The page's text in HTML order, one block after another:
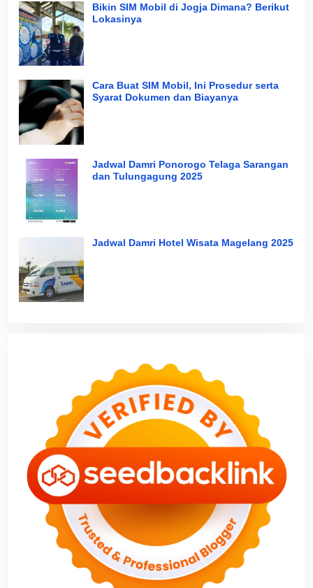
Bikin SIM Mobil di Jogja Dimana? Berikut
Lokasinya
Cara Buat SIM Mobil, Ini Prosedur serta
Syarat Dokumen dan Biayanya
Jadwal Damri Ponorogo Telaga Sarangan
dan Tulungagung 2025
Jadwal Damri Hotel Wisata Magelang 2025